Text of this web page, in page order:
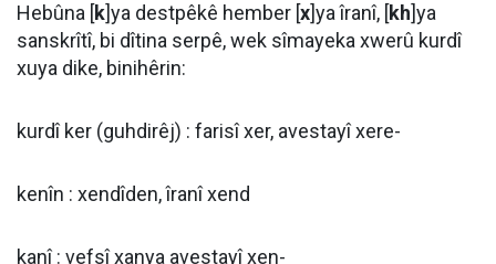
Hebûna [k]ya destpêkê hember [x]ya îranî, [kh]ya
sanskrîtî, bi dîtina serpê, wek sîmayeka xwerû kurdî
xuya dike, binihêrin:
kurdî ker (guhdirêj) : farisî xer, avestayî xere-
kenîn : xendîden, îranî xend
kanî : vefsî xanya avestayî xen-